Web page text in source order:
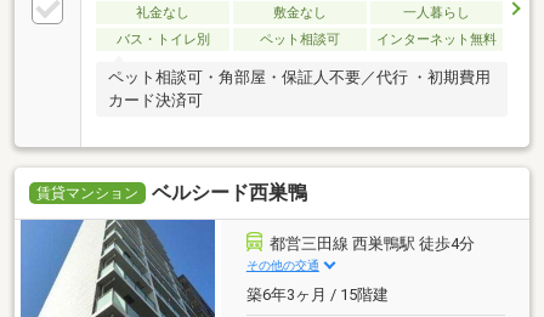
礼金なし 敷金なし
一人暮らし
バス・トイレ別
ペット相談可 インターネット無料
ペット相談可・角部屋・保証人不要／代行 ・初期費用
カード決済可
賃貸マンション ベルシード西巣鴨
都営三田線 西巣鴨駅 徒歩4分
その他の交通
築6年3ヶ月 / 15階建